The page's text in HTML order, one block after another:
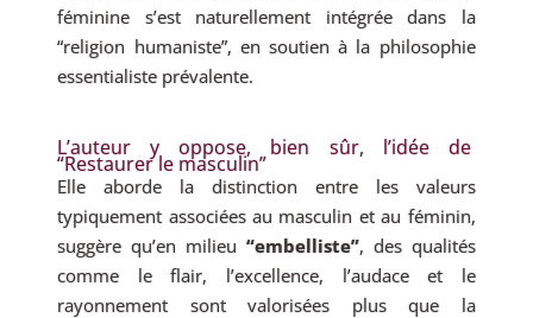
féminine s’est naturellement intégrée dans la
“religion humaniste”, en soutien à la philosophie
essentialiste prévalente.
L’auteur y oppose, bien sûr, l’idée de
“Restaurer le masculin”
Elle aborde la distinction entre les valeurs
typiquement associées au masculin et au féminin,
suggère qu’en milieu “embelliste”, des qualités
comme le flair, l’excellence, l’audace et le
rayonnement sont valorisées plus que la